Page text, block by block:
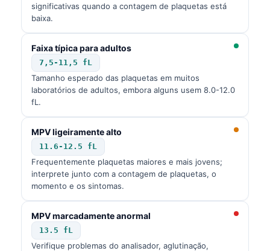
significativas quando a contagem de plaquetas está
baixa.
Faixa típica para adultos
7,5-11,5 fL
Tamanho esperado das plaquetas em muitos
laboratórios de adultos, embora alguns usem 8.0-12.0
fL.
MPV ligeiramente alto
11.6-12.5 fL
Frequentemente plaquetas maiores e mais jovens;
interprete junto com a contagem de plaquetas, o
momento e os sintomas.
MPV marcadamente anormal
13.5 fL
Verifique problemas do analisador, aglutinação,